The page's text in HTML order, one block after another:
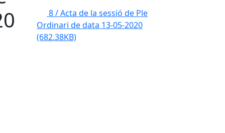
8 / Acta de la sessió de Ple
Ordinari de data 13-05-2020
(682.38KB)